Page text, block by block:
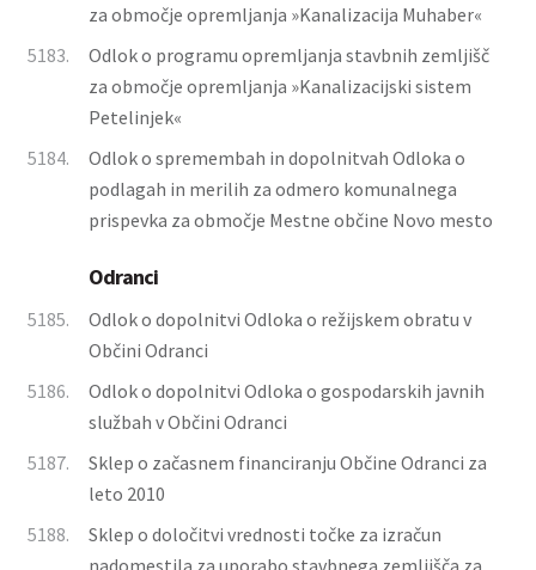
za območje opremljanja »Kanalizacija Muhaber«
5183.
Odlok o programu opremljanja stavbnih zemljišč
za območje opremljanja »Kanalizacijski sistem
Petelinjek«
5184.
Odlok o spremembah in dopolnitvah Odloka o
podlagah in merilih za odmero komunalnega
prispevka za območje Mestne občine Novo mesto
Odranci
5185.
Odlok o dopolnitvi Odloka o režijskem obratu v
Občini Odranci
5186.
Odlok o dopolnitvi Odloka o gospodarskih javnih
službah v Občini Odranci
5187.
Sklep o začasnem financiranju Občine Odranci za
leto 2010
5188.
Sklep o določitvi vrednosti točke za izračun
nadomestila za uporabo stavbnega zemljišča za